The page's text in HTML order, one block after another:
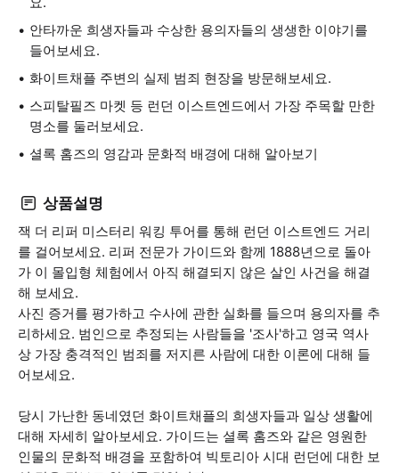
안타까운 희생자들과 수상한 용의자들의 생생한 이야기를
들어보세요.
화이트채플 주변의 실제 범죄 현장을 방문해보세요.
스피탈필즈 마켓 등 런던 이스트엔드에서 가장 주목할 만한
명소를 둘러보세요.
셜록 홈즈의 영감과 문화적 배경에 대해 알아보기
상품설명
잭 더 리퍼 미스터리 워킹 투어를 통해 런던 이스트엔드 거리
를 걸어보세요. 리퍼 전문가 가이드와 함께 1888년으로 돌아
가 이 몰입형 체험에서 아직 해결되지 않은 살인 사건을 해결
해 보세요.
사진 증거를 평가하고 수사에 관한 실화를 들으며 용의자를 추
리하세요. 범인으로 추정되는 사람들을 '조사'하고 영국 역사
상 가장 충격적인 범죄를 저지른 사람에 대한 이론에 대해 들
어보세요.
당시 가난한 동네였던 화이트채플의 희생자들과 일상 생활에
대해 자세히 알아보세요. 가이드는 셜록 홈즈와 같은 영원한
인물의 문화적 배경을 포함하여 빅토리아 시대 런던에 대한 보